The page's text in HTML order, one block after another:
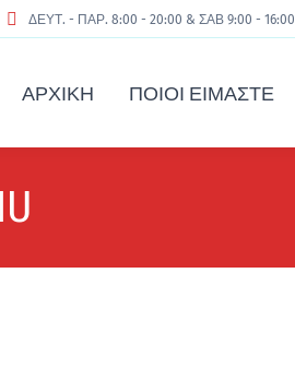
ΔΕΥΤ. - ΠΑΡ. 8:00 - 20:00 & ΣΑΒ 9:00 - 16:00
ΑΡΧΙΚΉ ΠΟΙΟΙ ΕΊΜΑΣΤΕ